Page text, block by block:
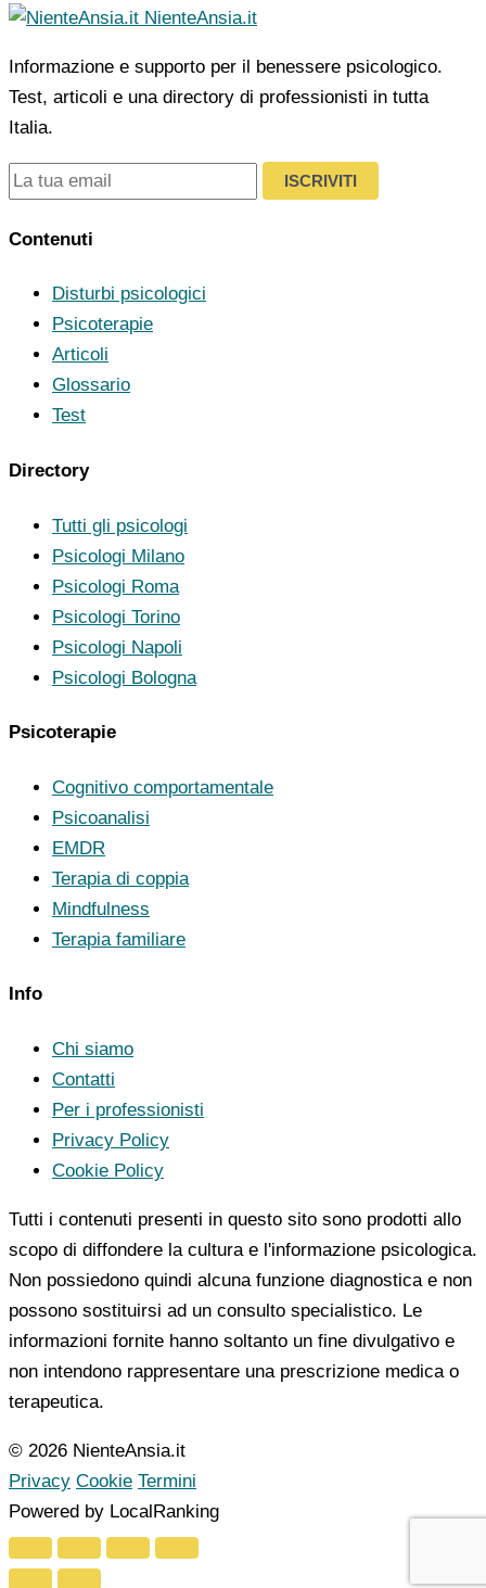
NienteAnsia.it
Informazione e supporto per il benessere psicologico.
Test, articoli e una directory di professionisti in tutta
Italia.
ISCRIVITI
Contenuti
Disturbi psicologici
Psicoterapie
Articoli
Glossario
Test
Directory
Tutti gli psicologi
Psicologi Milano
Psicologi Roma
Psicologi Torino
Psicologi Napoli
Psicologi Bologna
Psicoterapie
Cognitivo comportamentale
Psicoanalisi
EMDR
Terapia di coppia
Mindfulness
Terapia familiare
Info
Chi siamo
Contatti
Per i professionisti
Privacy Policy
Cookie Policy
Tutti i contenuti presenti in questo sito sono prodotti allo
scopo di diffondere la cultura e l'informazione psicologica.
Non possiedono quindi alcuna funzione diagnostica e non
possono sostituirsi ad un consulto specialistico. Le
informazioni fornite hanno soltanto un fine divulgativo e
non intendono rappresentare una prescrizione medica o
terapeutica.
© 2026 NienteAnsia.it
Privacy Cookie Termini
Powered by LocalRanking